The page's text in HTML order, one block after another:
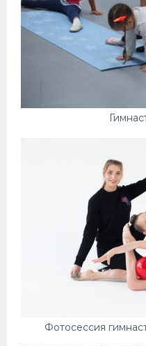
Фотосессия